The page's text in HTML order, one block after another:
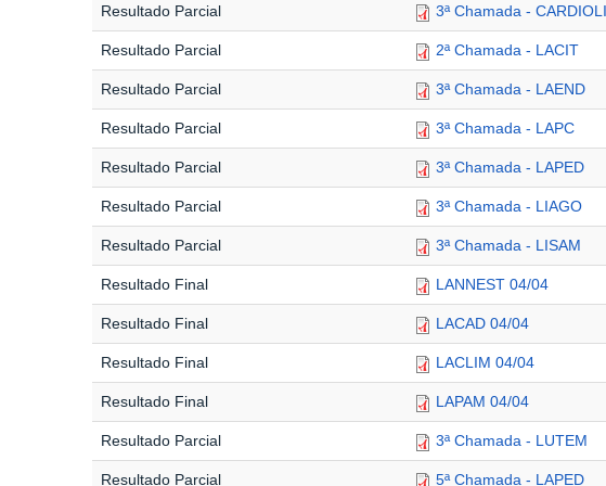
Resultado Parcial 3ª Chamada -
Resultado Parcial 2ª Chamada - LACIT
Resultado Parcial 3ª Chamada - LAEND
Resultado Parcial 3ª Chamada - LAPC
Resultado Parcial 3ª Chamada - LAPED
Resultado Parcial 3ª Chamada - LIAGO
Resultado Parcial 3ª Chamada - LISAM
Resultado Final LANNEST 04/04
Resultado Final LACAD 04/04
Resultado Final LACLIM 04/04
Resultado Final LAPAM 04/04
Resultado Parcial 3ª Chamada - LUTEM
Resultado Parcial 5ª Chamada - LAPED